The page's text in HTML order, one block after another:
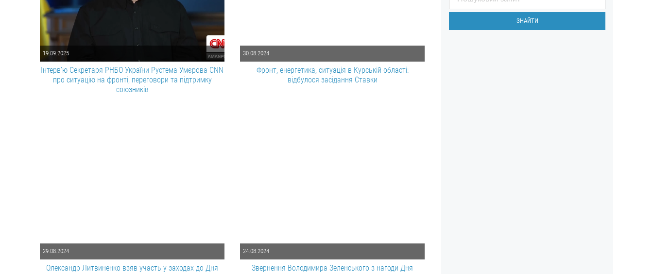
19.09.2025
Інтерв’ю Секретаря РНБО України Рустема Умєрова CNN
про ситуацію на фронті, переговори та підтримку
союзників
30.08.2024
Фронт, енергетика, ситуація в Курській області:
відбулося засідання Ставки
29.08.2024
Олександр Литвиненко взяв участь у заходах до Дня
24.08.2024
Звернення Володимира Зеленського з нагоди Дня